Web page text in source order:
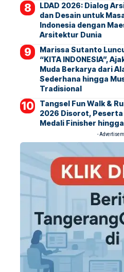
LDAD 2026: Dialog
dan Desain untuk
Indonesia dengan
Arsitektur Dunia
Marissa Sutanto
“KITA INDONESIA”,
Muda Berkarya dari
Sederhana hingga
Tradisional
Tangsel Fun Walk &
2026 Disorot, Peserta
Medali Finisher
-